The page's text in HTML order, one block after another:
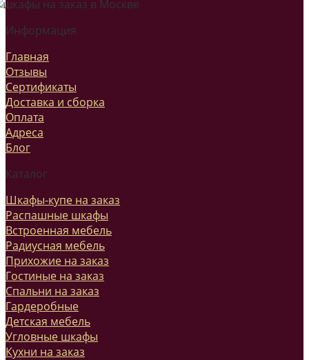
Информация
Главная
Отзывы
Сертификаты
Доставка и сборка
Оплата
Адреса
Блог
Каталог
Шкафы-купе на заказ
Распашные шкафы
Встроенная мебель
Радиусная мебель
Прихожие на заказ
Гостиные на заказ
Спальни на заказ
Гардеробные
Детская мебель
Угловные шкафы
Кухни на заказ